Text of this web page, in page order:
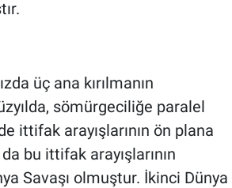
üç ana kırılmanın
sömürgeciliğe paralel
ittifak arayışlarının ön plana
bu ittifak arayışlarının
Savaşı olmuştur. İkinci Dünya